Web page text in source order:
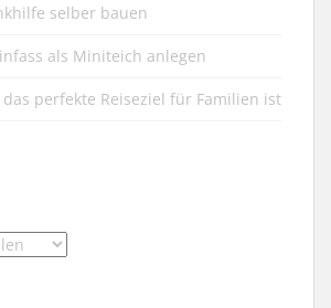
selber bauen
als Miniteich anlegen
perfekte Reiseziel für Familien ist